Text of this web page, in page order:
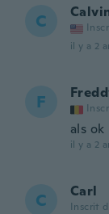
C
il y a 2
F
als ok
il y a 2
C Carl
Inscrit